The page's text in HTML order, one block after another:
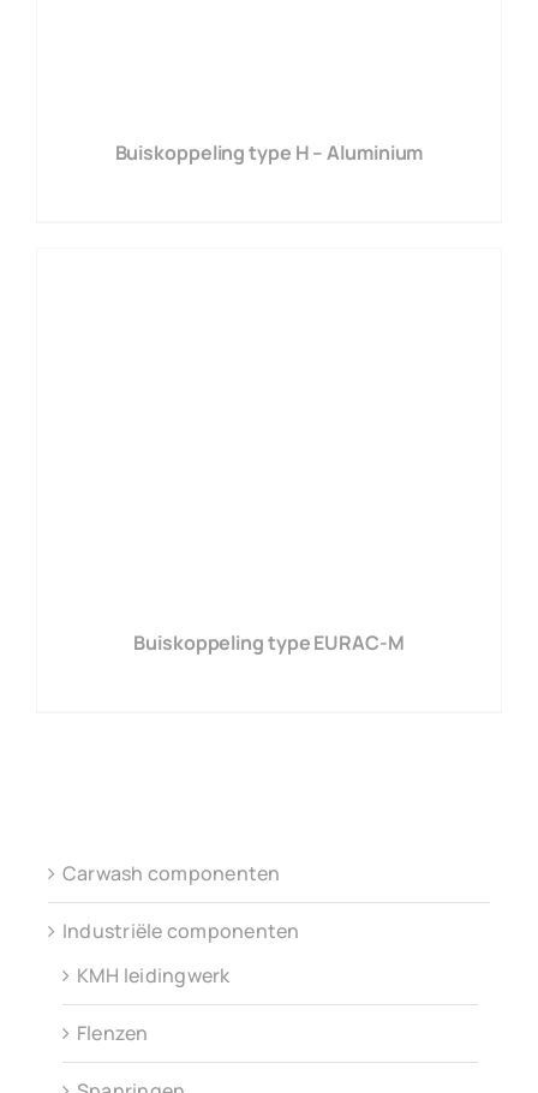
Buiskoppeling type H – Aluminium
Buiskoppeling type EURAC-M
Carwash componenten
Industriële componenten
KMH leidingwerk
Flenzen